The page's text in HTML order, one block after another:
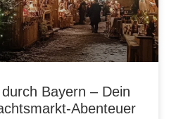
Bayern – Dein
Abenteuer